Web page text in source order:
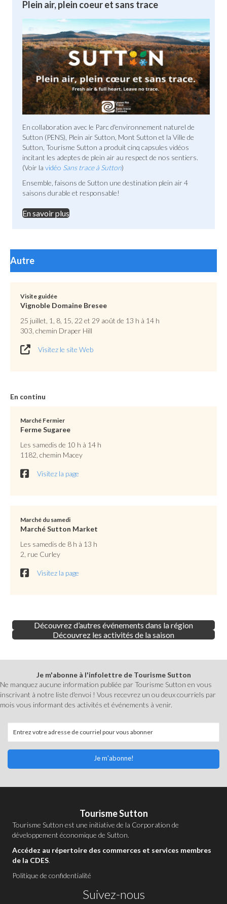
Plein air, plein coeur et sans trace
En collaboration avec le Parc d'environnement naturel de
Sutton (PENS), Plein air Sutton, Mont Sutton et la Ville de
Sutton, Tourisme Sutton a produit cinq capsules vidéos
incitant les adeptes de plein air au respect de nos sentiers.
(Voir la vidéo Sans trace à Sutton)
Ensemble, faisons de Sutton une destination plein air 4
saisons durable et responsable!
En savoir plus
Autre
Visite guidée
Vignoble Domaine Bresee
25 juillet, 1, 8, 15, 22 et 29 août de 13 h à 14 h
303, chemin Draper Hill
Visitez le site Web
En continu
Marché Fermier
Ferme Sugaree
Les samedis de 10 h à 14 h
1182, chemin Macey
Visitez la page
Marché du samedi
Marché Sutton Market
Les samedis de 8 h à 13 h
2, rue Curley
Visitez la page
Découvrez d’autres événements dans la région
Découvrez les activités de la saison
Je m'abonne à l'infolettre de Tourisme Sutton
Ne manquez aucune information publiée par Tourisme Sutton en vous
inscrivant à notre liste d'envoi ! Vous recevrez un ou deux courriels par
mois vous informant des activités et événements à venir.
Je m'abonne!
Tourisme Sutton
Tourisme Sutton est une initiative de la Corporation de
développement économique de Sutton.
Accédez au répertoire des commerces et services membres
de la CDES.
Politique de confidentialité
Suivez-nous